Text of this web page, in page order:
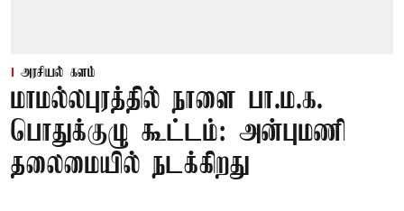
அரசியல் களம்
மாமல்லபுரத்தில் நாளை பா.ம.க.
பொதுக்குழு கூட்டம்: அன்புமணி
தலைமையில் நடக்கிறது